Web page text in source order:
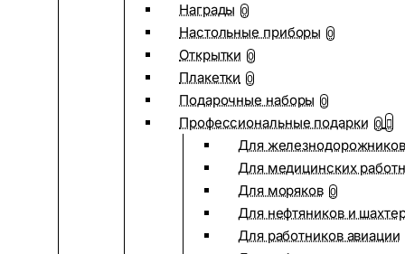
Награды 0
Настольные приборы 0
Открытки 0
Плакетки 0
Подарочные наборы 0
Профессиональные подарки 0
Для железнодорожников
Для медицинских
Для моряков 0
Для нефтяников и
Для работников авиации